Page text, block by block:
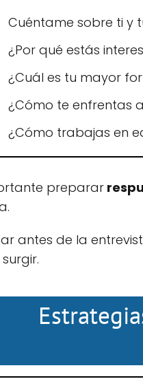
Cuéntame sobre ti y
¿Por qué estás
¿Cuál es tu mayor
¿Cómo te enfrentas
¿Cómo trabajas en
preparar
antes de la